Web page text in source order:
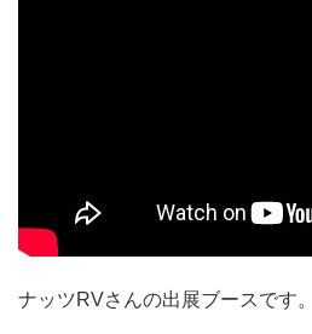
ナッツRVさんの出展ブースです。